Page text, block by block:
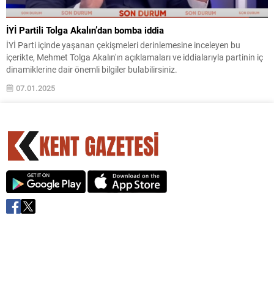
İYİ Partili Tolga Akalın’dan bomba iddia
İYİ Parti içinde yaşanan çekişmeleri derinlemesine inceleyen bu
içerikte, Mehmet Tolga Akalın'ın açıklamaları ve iddialarıyla partinin iç
dinamiklerine dair önemli bilgiler bulabilirsiniz.
07.01.2025